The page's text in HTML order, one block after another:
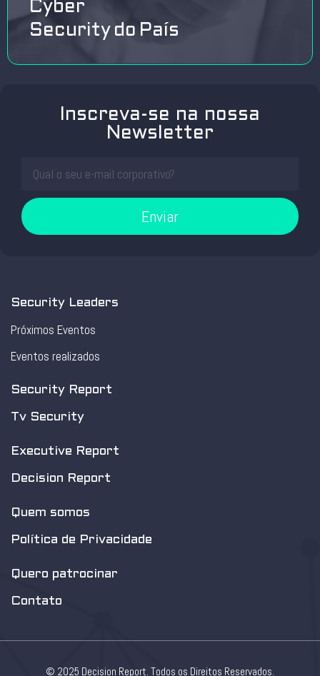
Cyber
Security do País
Inscreva-se na nossa
Newsletter
Enviar
Security Leaders
Próximos Eventos
Eventos realizados
Security Report
Tv Security
Executive Report
Decision Report
Quem somos
Política de Privacidade
Quero patrocinar
Contato
© 2025 Decision Report. Todos os Direitos Reservados.